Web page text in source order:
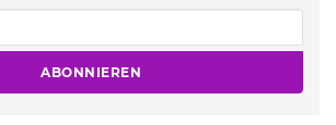
ABONNIEREN